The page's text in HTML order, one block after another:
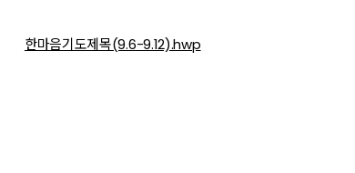
한마음기도제목(9.6-9.12).hwp